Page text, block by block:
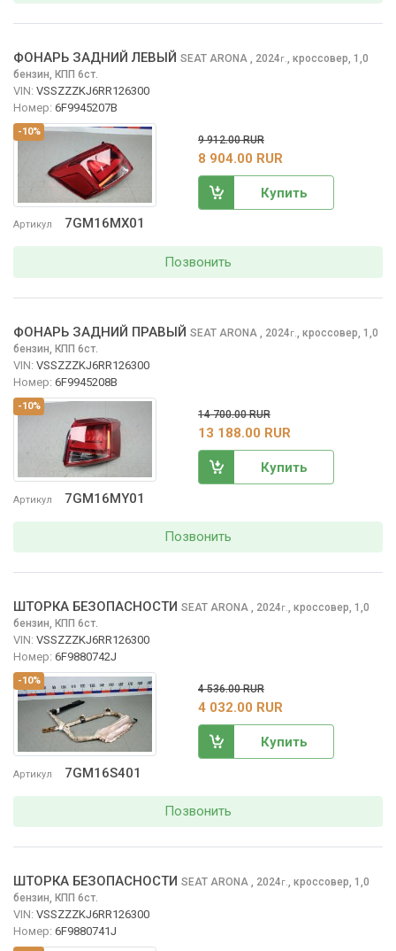
-10%
Артикул 7GM16MX01
ФОНАРЬ ЗАДНИЙ ЛЕВЫЙ SEAT ARONA , 2024г., кроссовер, 1,0
бензин, КПП 6ст.
VIN: VSSZZZKJ6RR126300
Номер: 6F9945207B
9 912.00 RUR
8 904.00 RUR
Купить
Позвонить
-10%
Артикул 7GM16MY01
ФОНАРЬ ЗАДНИЙ ПРАВЫЙ SEAT ARONA , 2024г., кроссовер, 1,0
бензин, КПП 6ст.
VIN: VSSZZZKJ6RR126300
Номер: 6F9945208B
14 700.00 RUR
13 188.00 RUR
Купить
Позвонить
-10%
Артикул 7GM16S401
ШТОРКА БЕЗОПАСНОСТИ SEAT ARONA , 2024г., кроссовер, 1,0
бензин, КПП 6ст.
VIN: VSSZZZKJ6RR126300
Номер: 6F9880742J
4 536.00 RUR
4 032.00 RUR
Купить
Позвонить
ШТОРКА БЕЗОПАСНОСТИ SEAT ARONA , 2024г., кроссовер, 1,0
бензин, КПП 6ст.
VIN: VSSZZZKJ6RR126300
Номер: 6F9880741J